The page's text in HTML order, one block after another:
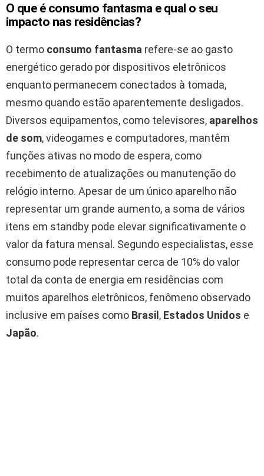
O que é consumo fantasma e qual o seu
impacto nas residências?
O termo consumo fantasma refere-se ao gasto
energético gerado por dispositivos eletrônicos
enquanto permanecem conectados à tomada,
mesmo quando estão aparentemente desligados.
Diversos equipamentos, como televisores, aparelhos
de som, videogames e computadores, mantêm
funções ativas no modo de espera, como
recebimento de atualizações ou manutenção do
relógio interno. Apesar de um único aparelho não
representar um grande aumento, a soma de vários
itens em standby pode elevar significativamente o
valor da fatura mensal. Segundo especialistas, esse
consumo pode representar cerca de 10% do valor
total da conta de energia em residências com
muitos aparelhos eletrônicos, fenômeno observado
inclusive em países como Brasil , Estados Unidos e
Japão.